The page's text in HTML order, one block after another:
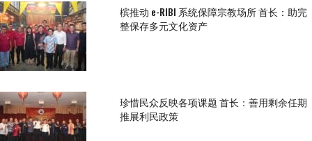
槟推动 e-RIBI 系统保障宗教场所 首长：助完
整保存多元文化资产
珍惜民众反映各项课题 首长：善用剩余任期
推展利民政策